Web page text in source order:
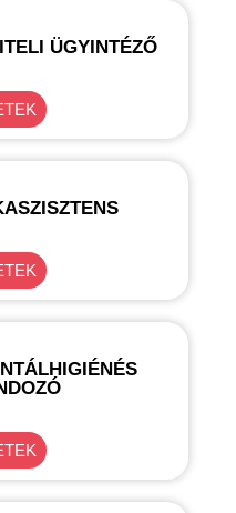
ÜGYINTÉZŐ